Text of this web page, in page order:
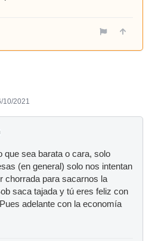
10/2021
que sea barata o cara, solo
(en general) solo nos intentan
chorrada para sacarnos la
saca tajada y tú eres feliz con
adelante con la economía